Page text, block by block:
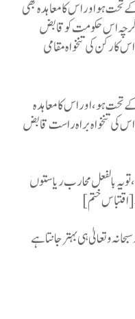
ہو اور اس کا معاہدہ بھی
اس حکومت کو قابض
کارکن کی تنخواہ مقامی
ہو، اور اس کا معاہدہ
کی تنخواہ براہ راست قابض
یہ بالفعل محارب ریاستوں
ختم]
و تعالیٰ ہی بہتر جانتا ہے